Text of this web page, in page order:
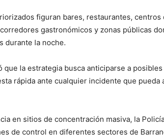
figuran bares, restaurantes,
gastronómicos y zonas públicas
durante la noche.
que la estrategia busca anticiparse a
rápida ante cualquier incidente que pueda
en sitios de concentración masiva, la
de control en diferentes sectores de